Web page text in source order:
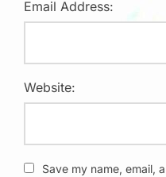
Email Address:
Website:
Save my name, email,